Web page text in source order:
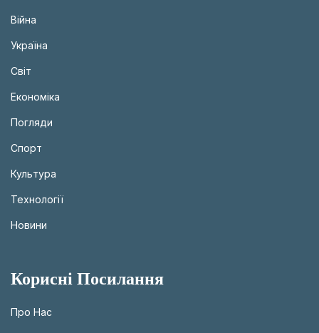
Війна
Україна
Світ
Економіка
Погляди
Спорт
Культура
Технології
Новини
Корисні Посилання
Про Нас